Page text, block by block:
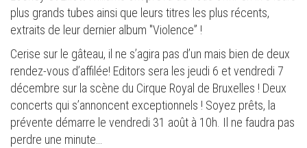
plus grands tubes ainsi que leurs titres les plus récents,
extraits de leur dernier album "Violence” !
Cerise sur le gâteau, il ne s’agira pas d’un mais bien de deux
rendez-vous d’affilée! Editors sera les jeudi 6 et vendredi 7
décembre sur la scène du Cirque Royal de Bruxelles ! Deux
concerts qui s’annoncent exceptionnels ! Soyez prêts, la
prévente démarre le vendredi 31 août à 10h. Il ne faudra pas
perdre une minute…